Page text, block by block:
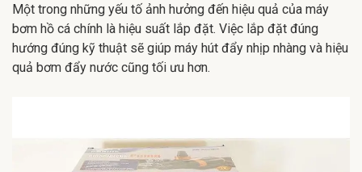
Một trong những yếu tố ảnh hưởng đến hiệu quả của máy
bơm hồ cá chính là hiệu suất lắp đặt. Việc lắp đặt đúng
hướng đúng kỹ thuật sẽ giúp máy hút đẩy nhịp nhàng và hiệu
quả bơm đẩy nước cũng tối ưu hơn.